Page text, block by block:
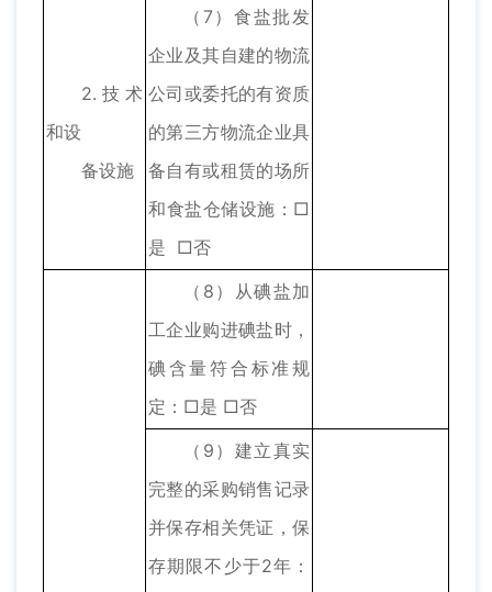
2.技术
和设
备设施
（7）食盐批发
企业及其自建的物流
公司或委托的有资质
的第三方物流企业具
备自有或租赁的场所
和食盐仓储设施：□
是 □否
（8）从碘盐加
工企业购进碘盐时，
碘含量符合标准规
定：□是 □否
（9）建立真实
完整的采购销售记录
并保存相关凭证，保
存期限不少于2年：